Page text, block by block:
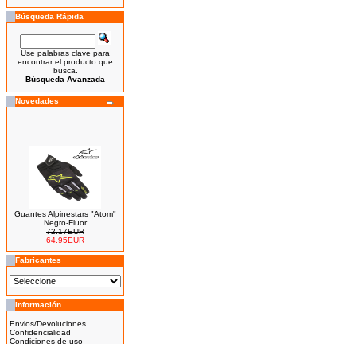
Búsqueda Rápida
Use palabras clave para
encontrar el producto que
busca.
Búsqueda Avanzada
Novedades
Guantes Alpinestars "Atom"
Negro-Fluor
72.17EUR
64.95EUR
---------
14''
425.00EUR
Fabricantes
Información
Envios/Devoluciones
Confidencialidad
Condiciones de uso